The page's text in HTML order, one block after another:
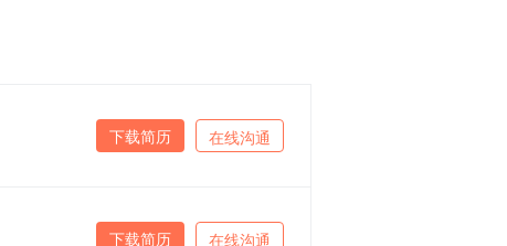
在线沟通
下载简历
在线沟通
下载简历